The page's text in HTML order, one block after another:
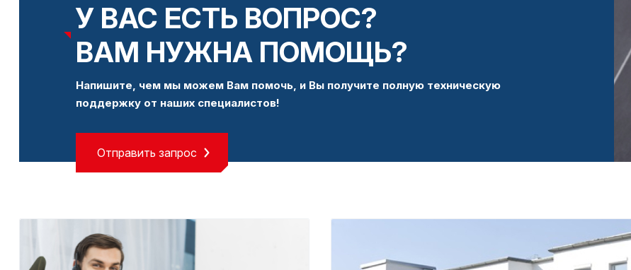
У ВАС ЕСТЬ ВОПРОС?
ВАМ НУЖНА ПОМОЩЬ?
Напишите, чем мы можем Вам помочь, и Вы получите полную техническую
поддержку от наших специалистов!
Отправить запрос